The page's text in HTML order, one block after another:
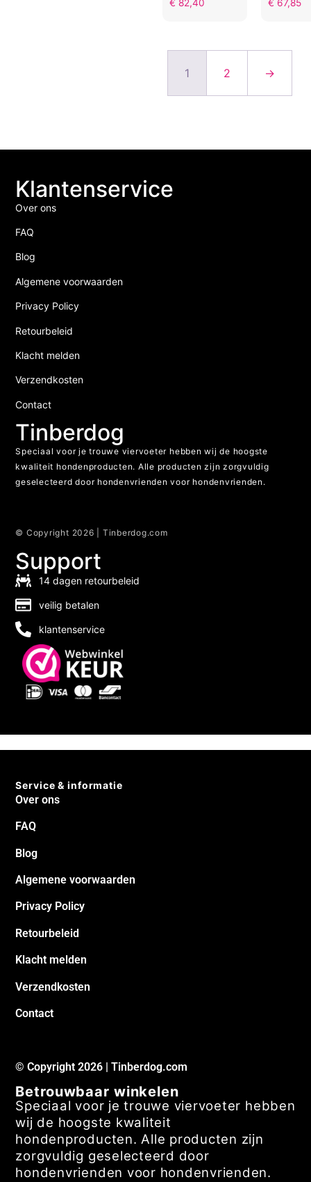
€ 82,40 € 67,85
1 2 →
Klantenservice
Over ons
FAQ
Blog
Algemene voorwaarden
Privacy Policy
Retourbeleid
Klacht melden
Verzendkosten
Contact
Tinberdog
Speciaal voor je trouwe viervoeter hebben wij de hoogste
kwaliteit hondenproducten. Alle producten zijn zorgvuldig
geselecteerd door hondenvrienden voor hondenvrienden.
© Copyright 2026 | Tinberdog.com
Support
14 dagen retourbeleid
veilig betalen
klantenservice
Service & informatie
Over ons
FAQ
Blog
Algemene voorwaarden
Privacy Policy
Retourbeleid
Klacht melden
Verzendkosten
Contact
© Copyright 2026 | Tinberdog.com
Betrouwbaar winkelen
Speciaal voor je trouwe viervoeter hebben
wij de hoogste kwaliteit
hondenproducten. Alle producten zijn
zorgvuldig geselecteerd door
hondenvrienden voor hondenvrienden.